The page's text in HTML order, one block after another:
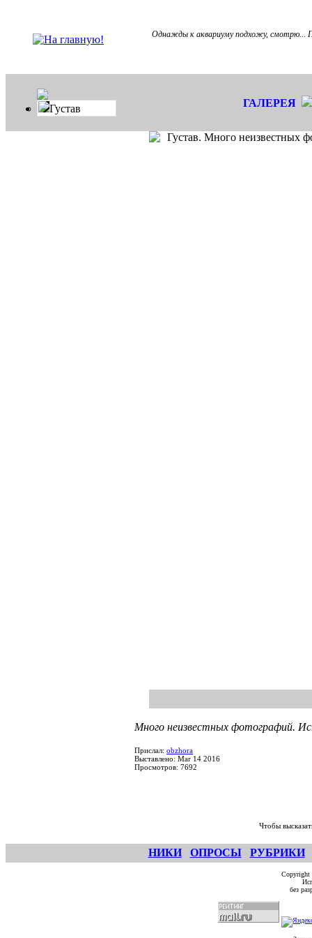
Однажды к аквариуму подхожу, смотрю...
Густав ГАЛЕРЕЯ
Много неизвестных фотографий.
Прислал: obzhora
Выставлено: Mar 14 2016
Просмотров: 7692
Чтобы
НИКИ ОПРОСЫ РУБРИКИ
без